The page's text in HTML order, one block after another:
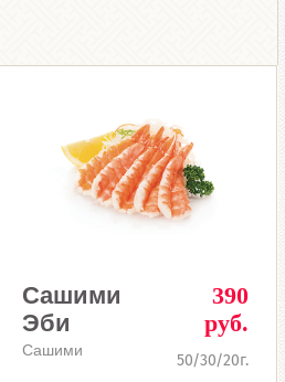
Сашими
Эби
Cашими
390
руб.
50/30/20г.